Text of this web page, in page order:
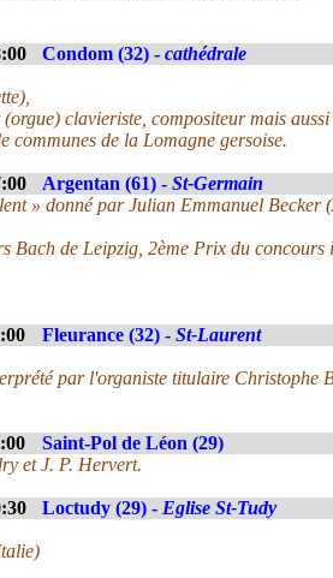
Condom (32) - cathédrale
clavieriste, compositeur mais
communes de la Lomagne gersoise.
Argentan (61) - St-Germain
» donné par Julian Emmanuel Becker
Bach de Leipzig, 2ème Prix du concours
Fleurance (32) - St-Laurent
par l'organiste titulaire Christophe
Saint-Pol de Léon (29)
et J. P. Hervert.
Loctudy (29) - Eglise St-Tudy